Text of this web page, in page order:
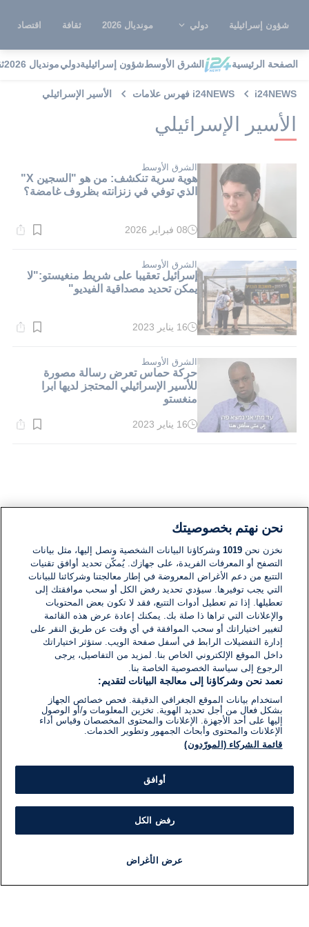
شؤون إسرائيلية دولي مونديال 2026 ثقافة اقتصاد
الصفحة الرئيسية الشرق الأوسطشؤون إسرائيليةدوليمونديال 2026
i24NEWS i24NEWS فهرس علامات الأسير الإسرائيلي
الأسير الإسرائيلي
الشرق الأوسط
هوية سرية تنكشف: من هو "السجين X"
الذي توفي في زنزانته بظروف غامضة؟
وقت
دقيقة.
08 فبراير 2026
الشرق الأوسط
إسرائيل تعقيبا على شريط منغيستو:"لا
يمكن تحديد مصداقية الفيديو"
وقت
دقيقة.
16 يناير 2023
الشرق الأوسط
حركة حماس تعرض رسالة مصورة
للأسير الإسرائيلي المحتجز لديها ابرا
منغستو
وقت
16 يناير 2023
نحن نهتم بخصوصيتك
نخزن نحن1019 وشركاؤنا البيانات الشخصية ونصل إليها، مثل بيانات
التصفح أو المعرفات الفريدة، على جهازك. يُمكّن تحديد أوافق تقنيات
التتبع من دعم الأغراض المعروضة في إطار معالجتنا وشركائنا للبيانات
التي يجب توفيرها. سيؤدي تحديد رفض الكل أو سحب موافقتك إلى
تعطيلها. إذا تم تعطيل أدوات التتبع، فقد لا تكون بعض المحتويات
والإعلانات التي تراها ذا صلة بك. يمكنك إعادة عرض هذه القائمة
لتغيير اختياراتك أو سحب الموافقة في أي وقت عن طريق النقر على
إدارة التفضيلات الرابط في أسفل صفحة الويب. ستؤثر اختياراتك
داخل الموقع الإلكتروني الخاص بنا. لمزيد من التفاصيل، يرجى
الرجوع إلى سياسة الخصوصية الخاصة بنا.
نعمد نحن وشركاؤنا إلى معالجة البيانات لتقديم:
استخدام بيانات الموقع الجغرافي الدقيقة. فحص خصائص الجهاز
بشكل فعال من أجل تحديد الهوية. تخزين المعلومات و/أو الوصول
إليها على أحد الأجهزة. الإعلانات والمحتوى المخصصان وقياس أداء
الإعلانات والمحتوى وأبحاث الجمهور وتطوير الخدمات.
قائمة الشركاء (المورّدون)
أوافق
رفض الكل
عرض الأغراض